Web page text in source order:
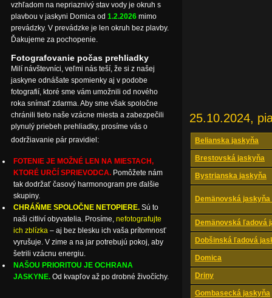
25.10.2024,
Belianska jaskyňa
Brestovská jaskyňa
Bystrianska jaskyňa
Demänovská
Demänovská ľadová
Dobšinská ľadová
Domica
Driny
Gombasecká jaskyňa
vzhľadom na nepriaznivý stav vody je okruh s
plavbou v jaskyni Domica od 1.2.2026 mimo
prevádzky. V prevádzke je len okruh bez plavby.
Ďakujeme za pochopenie.
Fotografovanie počas prehliadky
Milí návštevníci, veľmi nás teší, že si z našej
jaskyne odnášate spomienky aj v podobe
fotografií, ktoré sme vám umožnili od nového
roka snímať zdarma. Aby sme však spoločne
chránili tieto naše vzácne miesta a zabezpečili
plynulý priebeh prehliadky, prosíme vás o
dodržiavanie pár pravidiel:
FOTENIE JE MOŽNÉ LEN NA MIESTACH,
KTORÉ URČÍ SPRIEVODCA. Pomôžete nám
tak dodržať časový harmonogram pre ďalšie
skupiny.
CHRÁŇME SPOLOČNE NETOPIERE. Sú to
naši citliví obyvatelia. Prosíme, nefotografujte
ich zblízka – aj bez blesku ich vaša prítomnosť
vyrušuje. V zime a na jar potrebujú pokoj, aby
šetrili vzácnu energiu.
NAŠOU PRIORITOU JE OCHRANA
JASKYNE. Od kvapľov až po drobné živočíchy.